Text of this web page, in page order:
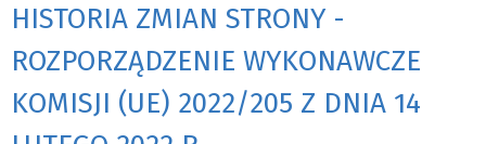
HISTORIA ZMIAN STRONY -
ROZPORZĄDZENIE WYKONAWCZE
KOMISJI (UE) 2022/205 Z DNIA 14